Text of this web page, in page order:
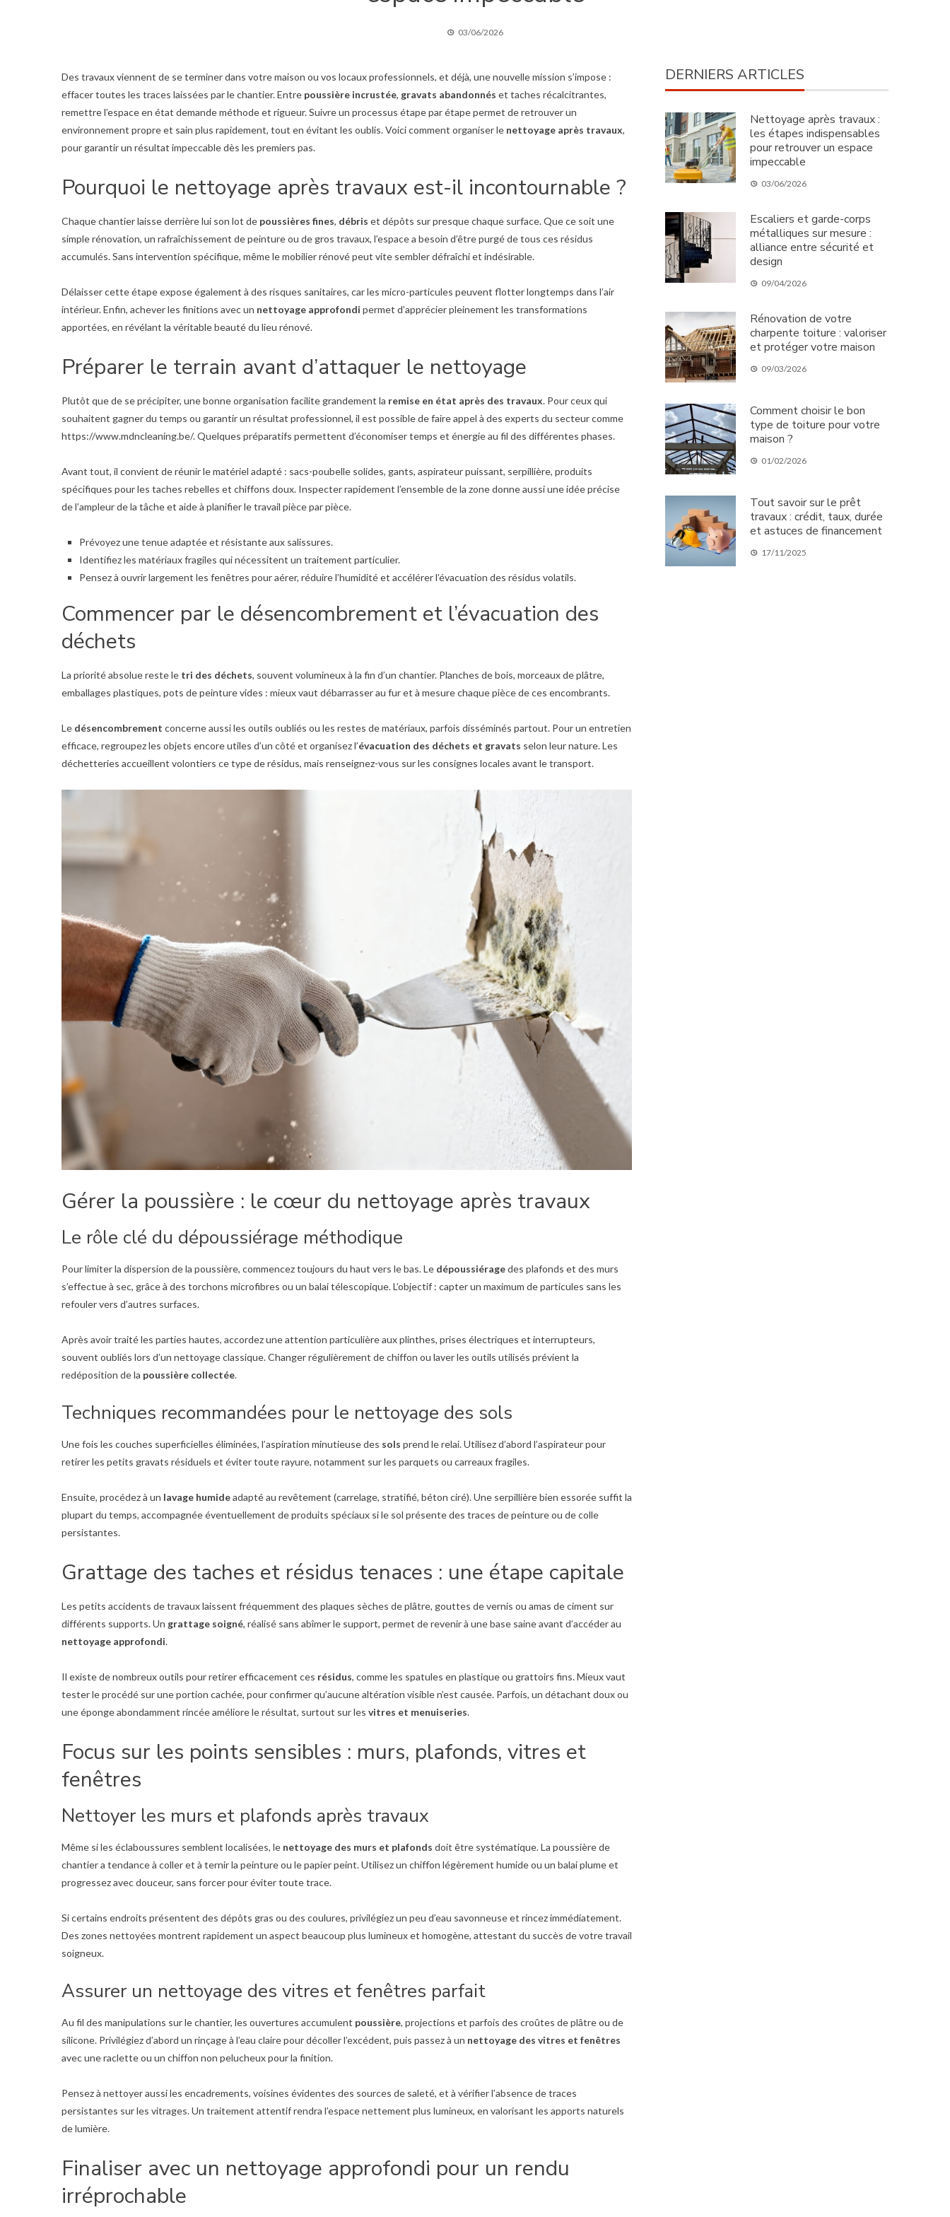
03/06/2026
Des travaux viennent de se terminer dans votre maison ou vos locaux professionnels, et déjà, une nouvelle mission s’impose :
effacer toutes les traces laissées par le chantier. Entre poussière incrustée, gravats abandonnés et taches récalcitrantes,
remettre l’espace en état demande méthode et rigueur. Suivre un processus étape par étape permet de retrouver un
environnement propre et sain plus rapidement, tout en évitant les oublis. Voici comment organiser le nettoyage après travaux,
pour garantir un résultat impeccable dès les premiers pas.
Pourquoi le nettoyage après travaux est-il incontournable ?
Chaque chantier laisse derrière lui son lot de poussières fines, débris et dépôts sur presque chaque surface. Que ce soit une
simple rénovation, un rafraîchissement de peinture ou de gros travaux, l’espace a besoin d’être purgé de tous ces résidus
accumulés. Sans intervention spécifique, même le mobilier rénové peut vite sembler défraîchi et indésirable.
Délaisser cette étape expose également à des risques sanitaires, car les micro-particules peuvent flotter longtemps dans l’air
intérieur. Enfin, achever les finitions avec un nettoyage approfondi permet d’apprécier pleinement les transformations
apportées, en révélant la véritable beauté du lieu rénové.
Préparer le terrain avant d’attaquer le nettoyage
Plutôt que de se précipiter, une bonne organisation facilite grandement la remise en état après des travaux. Pour ceux qui
souhaitent gagner du temps ou garantir un résultat professionnel, il est possible de faire appel à des experts du secteur comme
https://www.mdncleaning.be/. Quelques préparatifs permettent d’économiser temps et énergie au fil des différentes phases.
Avant tout, il convient de réunir le matériel adapté : sacs-poubelle solides, gants, aspirateur puissant, serpillière, produits
spécifiques pour les taches rebelles et chiffons doux. Inspecter rapidement l’ensemble de la zone donne aussi une idée précise
de l’ampleur de la tâche et aide à planifier le travail pièce par pièce.
Prévoyez une tenue adaptée et résistante aux salissures.
Identifiez les matériaux fragiles qui nécessitent un traitement particulier.
Pensez à ouvrir largement les fenêtres pour aérer, réduire l’humidité et accélérer l’évacuation des résidus volatils.
Commencer par le désencombrement et l’évacuation des
déchets
La priorité absolue reste le tri des déchets, souvent volumineux à la fin d’un chantier. Planches de bois, morceaux de plâtre,
emballages plastiques, pots de peinture vides : mieux vaut débarrasser au fur et à mesure chaque pièce de ces encombrants.
Le désencombrement concerne aussi les outils oubliés ou les restes de matériaux, parfois disséminés partout. Pour un entretien
efficace, regroupez les objets encore utiles d’un côté et organisez l’évacuation des déchets et gravats selon leur nature. Les
déchetteries accueillent volontiers ce type de résidus, mais renseignez-vous sur les consignes locales avant le transport.
Gérer la poussière : le cœur du nettoyage après travaux
Le rôle clé du dépoussiérage méthodique
Pour limiter la dispersion de la poussière, commencez toujours du haut vers le bas. Le dépoussiéragedes plafonds et des murs
s’effectue à sec, grâce à des torchons microfibres ou un balai télescopique. L’objectif : capter un maximum de particules sans les
refouler vers d’autres surfaces.
Après avoir traité les parties hautes, accordez une attention particulière aux plinthes, prises électriques et interrupteurs,
souvent oubliés lors d’un nettoyage classique. Changer régulièrement de chiffon ou laver les outils utilisés prévient la
redéposition de la poussière collectée.
Techniques recommandées pour le nettoyage des sols
Une fois les couches superficielles éliminées, l’aspiration minutieuse des sols prend le relai. Utilisez d’abord l’aspirateur pour
retirer les petits gravats résiduels et éviter toute rayure, notamment sur les parquets ou carreaux fragiles.
Ensuite, procédez à un lavage humideadapté au revêtement (carrelage, stratifié, béton ciré). Une serpillière bien essorée suffit la
plupart du temps, accompagnée éventuellement de produits spéciaux si le sol présente des traces de peinture ou de colle
persistantes.
Grattage des taches et résidus tenaces : une étape capitale
Les petits accidents de travaux laissent fréquemment des plaques sèches de plâtre, gouttes de vernis ou amas de ciment sur
différents supports. Un grattage soigné, réalisé sans abîmer le support, permet de revenir à une base saine avant d’accéder au
nettoyage approfondi.
Il existe de nombreux outils pour retirer efficacement ces résidus, comme les spatules en plastique ou grattoirs fins. Mieux vaut
tester le procédé sur une portion cachée, pour confirmer qu’aucune altération visible n’est causée. Parfois, un détachant doux ou
une éponge abondamment rincée améliore le résultat, surtout sur les vitres et menuiseries.
Focus sur les points sensibles : murs, plafonds, vitres et
fenêtres
Nettoyer les murs et plafonds après travaux
Même si les éclaboussures semblent localisées, le nettoyage des murs et plafonds doit être systématique. La poussière de
chantier a tendance à coller et à ternir la peinture ou le papier peint. Utilisez un chiffon légèrement humide ou un balai plume et
progressez avec douceur, sans forcer pour éviter toute trace.
Si certains endroits présentent des dépôts gras ou des coulures, privilégiez un peu d’eau savonneuse et rincez immédiatement.
Des zones nettoyées montrent rapidement un aspect beaucoup plus lumineux et homogène, attestant du succès de votre travail
soigneux.
Assurer un nettoyage des vitres et fenêtres parfait
Au fil des manipulations sur le chantier, les ouvertures accumulent poussière, projections et parfois des croûtes de plâtre ou de
silicone. Privilégiez d’abord un rinçage à l’eau claire pour décoller l’excédent, puis passez à un nettoyage des vitres et fenêtres
avec une raclette ou un chiffon non pelucheux pour la finition.
Pensez à nettoyer aussi les encadrements, voisines évidentes des sources de saleté, et à vérifier l’absence de traces
persistantes sur les vitrages. Un traitement attentif rendra l’espace nettement plus lumineux, en valorisant les apports naturels
de lumière.
Finaliser avec un nettoyage approfondi pour un rendu
irréprochable
DERNIERS ARTICLES
Nettoyage après travaux :
les étapes indispensables
pour retrouver un espace
impeccable
03/06/2026
Escaliers et garde-corps
métalliques sur mesure :
alliance entre sécurité et
design
09/04/2026
Rénovation de votre
charpente toiture : valoriser
et protéger votre maison
09/03/2026
Comment choisir le bon
type de toiture pour votre
maison ?
01/02/2026
Tout savoir sur le prêt
travaux : crédit, taux, durée
et astuces de financement
17/11/2025